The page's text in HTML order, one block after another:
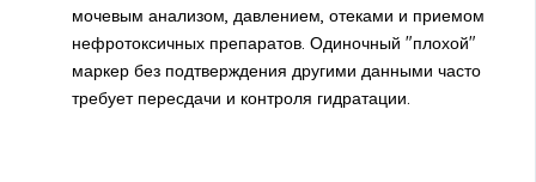
мочевым анализом, давлением, отеками и приемом
нефротоксичных препаратов. Одиночный "плохой"
маркер без подтверждения другими данными часто
требует пересдачи и контроля гидратации.